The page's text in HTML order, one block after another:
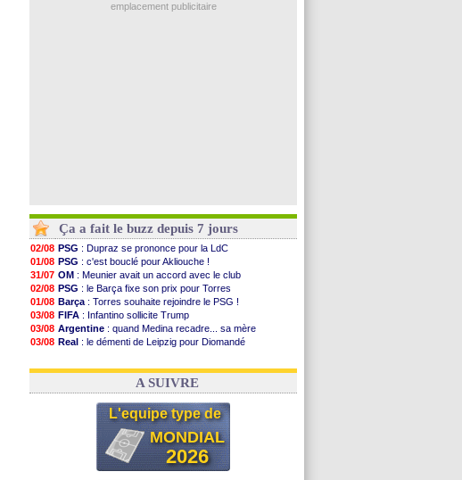
: Akliouche a signé (officiel)
emplacement publicitaire
Ça a fait le buzz depuis 7 jours
02/08 PSG : Dupraz se prononce pour la LdC
01/08 PSG : c'est bouclé pour Akliouche !
31/07 OM : Meunier avait un accord avec le club
02/08 PSG : le Barça fixe son prix pour Torres
01/08 Barça : Torres souhaite rejoindre le PSG !
03/08 FIFA : Infantino sollicite Trump
03/08 Argentine : quand Medina recadre... sa mère
03/08 Real : le démenti de Leipzig pour Diomandé
31/07 FIFA: le conseiller d'Infantino démissionne !
A SUIVRE
L'equipe type de
MONDIAL
2026